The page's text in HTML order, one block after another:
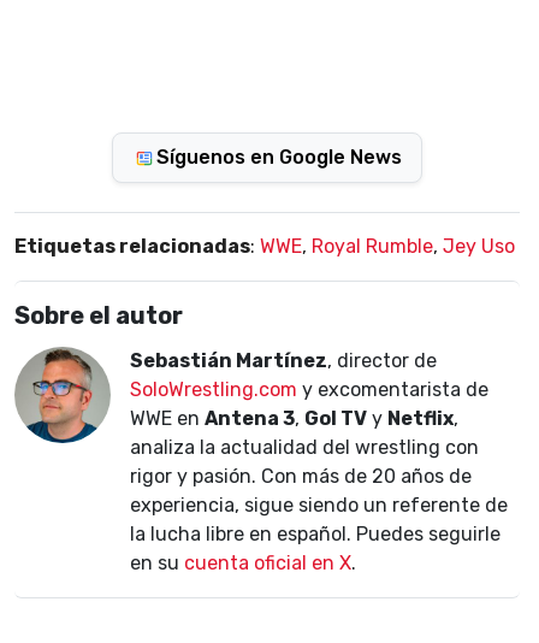
Síguenos en Google News
Etiquetas relacionadas: WWE, Royal Rumble, Jey Uso
Sobre el autor
Sebastián Martínez, director de
SoloWrestling.com y excomentarista de
WWE en Antena 3, Gol TV y Netflix,
analiza la actualidad del wrestling con
rigor y pasión. Con más de 20 años de
experiencia, sigue siendo un referente de
la lucha libre en español. Puedes seguirle
en su cuenta oficial en X.